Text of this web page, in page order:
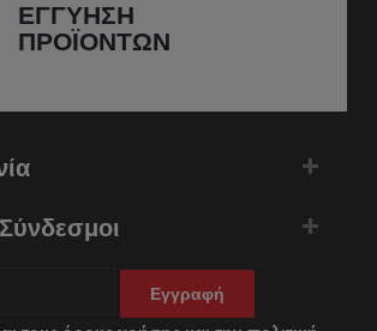
ΕΓΓΥΗΣΗ
ΠΡΟΪΟΝΤΩΝ
Εγγραφή